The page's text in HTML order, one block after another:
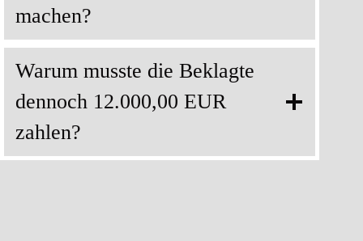
machen?
Warum musste die Beklagte
dennoch 12.000,00 EUR
zahlen?